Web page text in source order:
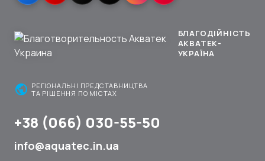
БЛАГОДІЙНІСТЬ
АКВАТЕК-
УКРАЇНА
public РЕГІОНАЛЬНІ ПРЕДСТАВНИЦТВА
ТА РІШЕННЯ ПО МІСТАХ
+38 (066) 030-55-50
info@aquatec.in.ua